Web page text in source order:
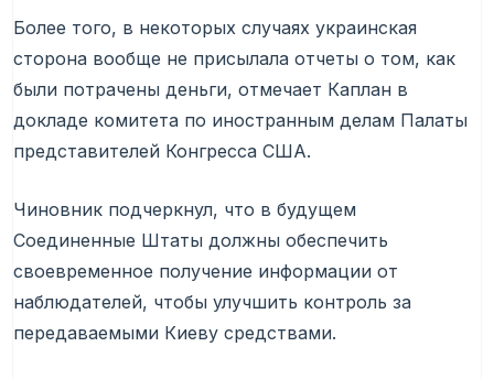
Более того, в некоторых случаях украинская
сторона вообще не присылала отчеты о том, как
были потрачены деньги, отмечает Каплан в
докладе комитета по иностранным делам Палаты
представителей Конгресса США.
Чиновник подчеркнул, что в будущем
Соединенные Штаты должны обеспечить
своевременное получение информации от
наблюдателей, чтобы улучшить контроль за
передаваемыми Киеву средствами.